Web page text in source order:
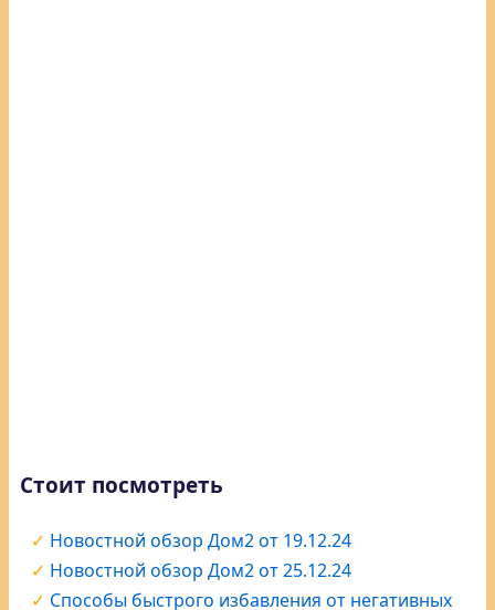
Стоит посмотреть
Новостной обзор Дом2 от 19.12.24
Новостной обзор Дом2 от 25.12.24
Способы быстрого избавления от негативных